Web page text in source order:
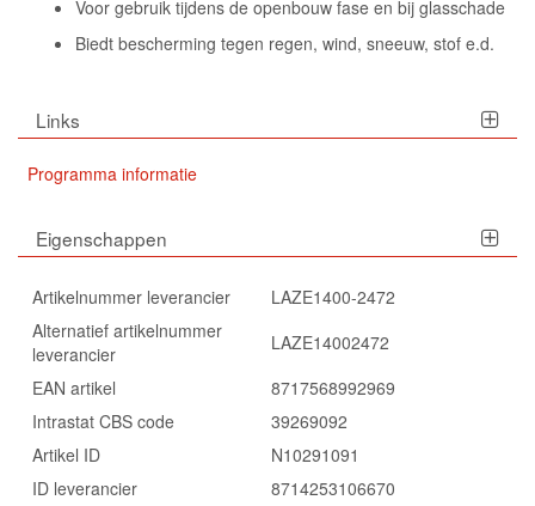
Voor gebruik tijdens de openbouw fase en bij glasschade
Biedt bescherming tegen regen, wind, sneeuw, stof e.d.
Links
Programma informatie
Eigenschappen
Artikelnummer leverancier
LAZE1400-2472
Alternatief artikelnummer
leverancier
LAZE14002472
EAN artikel
8717568992969
Intrastat CBS code
39269092
Artikel ID
N10291091
ID leverancier
8714253106670